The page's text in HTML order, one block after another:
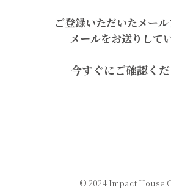
ご登録いただいたメー
メールをお送りして
今すぐにご確認くだ
© 2024 Impact House